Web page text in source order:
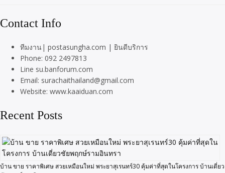
Contact Info
ทีมงาน| postasungha.com | ยินดีบริการ
Phone: 092 2497813
Line su.banforum.com
Email: surachaithailand@gmail.com
Website: www.kaaiduan.com
Recent Posts
บ้าน ขาย ราคาพิเศษ สวยเหมือนใหม่ พระยาสุเรนทร์30 คุ้มค่าที่สุดในโครงการ บ้านเดี่ยว